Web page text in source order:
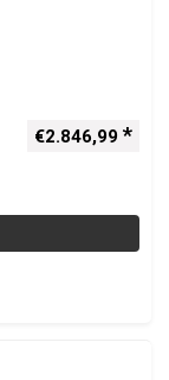
€2.846,99